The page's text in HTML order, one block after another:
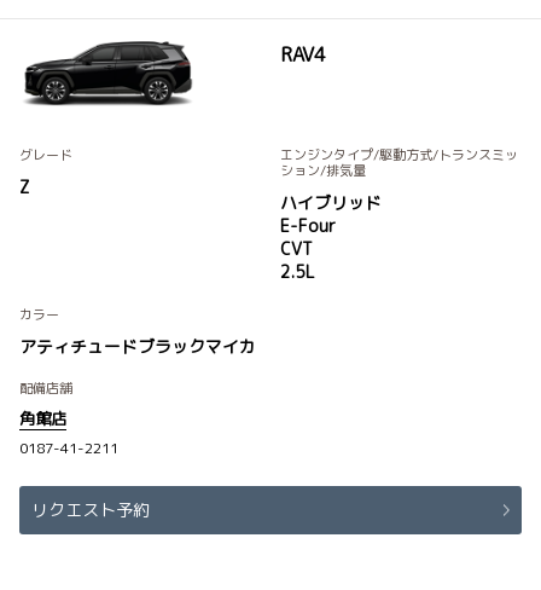
RAV4
グレード
Z
エンジンタイプ/駆動方式/トランスミッ
ション/排気量
ハイブリッド
E-Four
CVT
2.5L
カラー
アティチュードブラックマイカ
配備店舗
角館店
0187-41-2211
リクエスト予約